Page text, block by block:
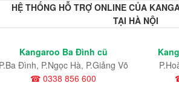
HỆ THỐNG HỖ TRỢ ONLINE CỦA
TẠI HÀ NỘI
Kangaroo Ba Đình cũ
Đình, P.Ngọc Hà, P.Giảng Võ
☎ 0338 856 600